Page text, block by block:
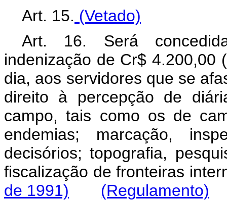
Art. 15. (Vetado)
Art. 16. Será
indenização de Cr$ 4.200,00
dia, aos servidores que se
direito à percepção de
campo, tais como os de
endemias; marcação,
decisórios; topografia,
fiscalização de
de 1991)
(Regulamento)